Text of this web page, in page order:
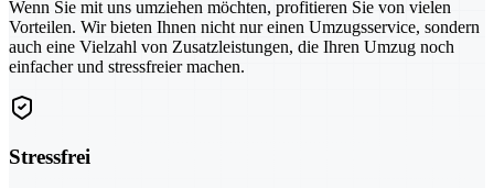
Wenn Sie mit uns umziehen möchten, profitieren Sie von vielen
Vorteilen. Wir bieten Ihnen nicht nur einen Umzugsservice, sondern
auch eine Vielzahl von Zusatzleistungen, die Ihren Umzug noch
einfacher und stressfreier machen.
Stressfrei